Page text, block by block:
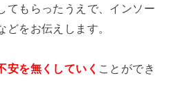
てもらったうえで、 インソー
どをお伝えします。
安を無くしていく ことができ